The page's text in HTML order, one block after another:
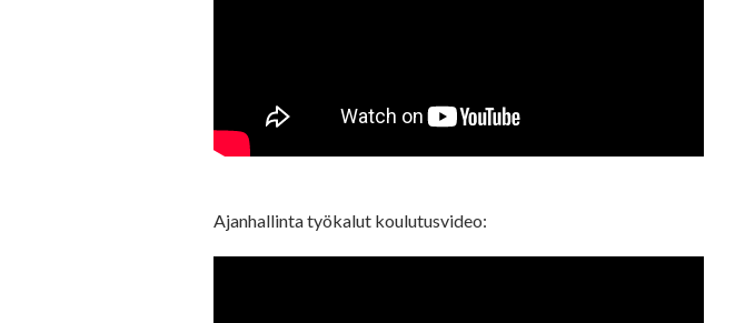
Ajanhallinta työkalut koulutusvideo: